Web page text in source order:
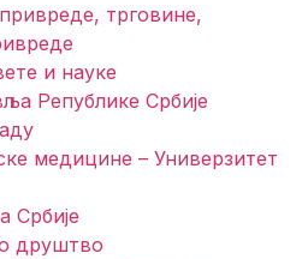
трговине,
и науке
Републике Србије
медицине – Универзитет
Србије
друштво